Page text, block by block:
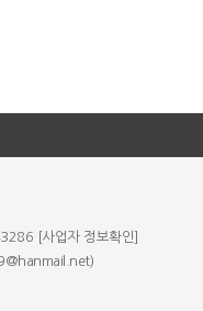
[사업자 정보확인]